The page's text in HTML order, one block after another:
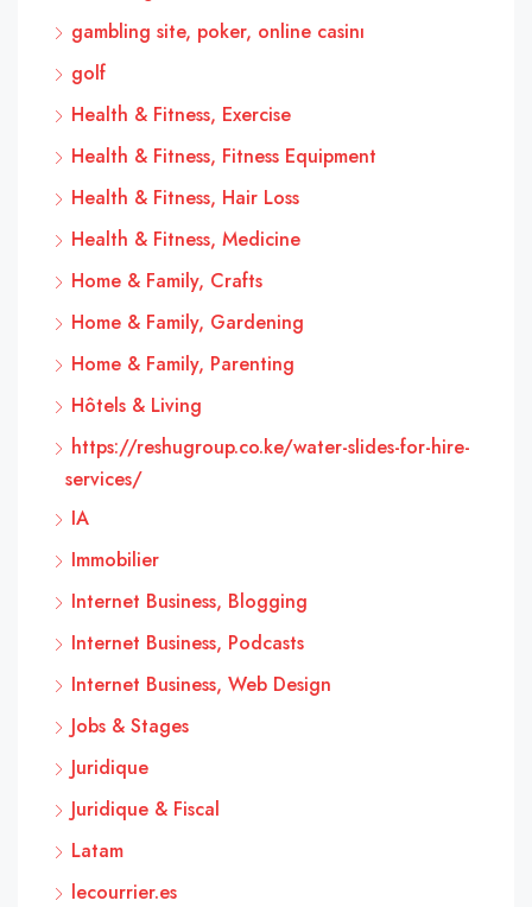
gambling site, poker, online casinı
golf
Health & Fitness, Exercise
Health & Fitness, Fitness Equipment
Health & Fitness, Hair Loss
Health & Fitness, Medicine
Home & Family, Crafts
Home & Family, Gardening
Home & Family, Parenting
Hôtels & Living
https://reshugroup.co.ke/water-slides-for-hire-
services/
IA
Immobilier
Internet Business, Blogging
Internet Business, Podcasts
Internet Business, Web Design
Jobs & Stages
Juridique
Juridique & Fiscal
Latam
lecourrier.es